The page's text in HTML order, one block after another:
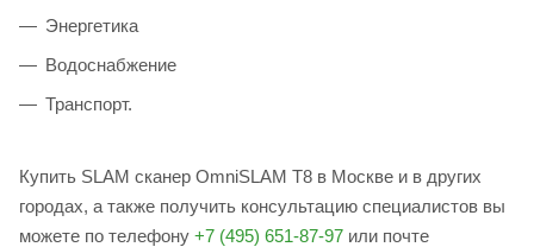
Энергетика
Водоснабжение
Транспорт.
Купить SLAM сканер OmniSLAM T8 в Москве и в других
городах, а также получить консультацию специалистов вы
можете по телефону +7 (495) 651-87-97 или почте